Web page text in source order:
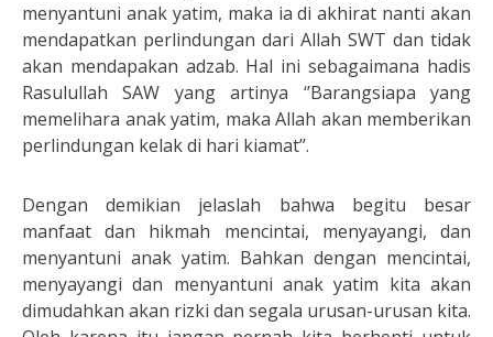
menyantuni anak yatim, maka ia di akhirat nanti akan
mendapatkan perlindungan dari Allah SWT dan tidak
akan mendapakan adzab. Hal ini sebagaimana hadis
Rasulullah SAW yang artinya ‘’Barangsiapa yang
memelihara anak yatim, maka Allah akan memberikan
perlindungan kelak di hari kiamat’’.
Dengan demikian jelaslah bahwa begitu besar
manfaat dan hikmah mencintai, menyayangi, dan
menyantuni anak yatim. Bahkan dengan mencintai,
menyayangi dan menyantuni anak yatim kita akan
dimudahkan akan rizki dan segala urusan-urusan kita.